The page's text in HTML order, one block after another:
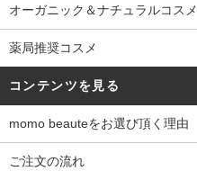
オーガニック＆ナチュラルコスメ
薬局推奨コスメ
コンテンツを見る
momo beauteをお選び頂く理由
ご注文の流れ